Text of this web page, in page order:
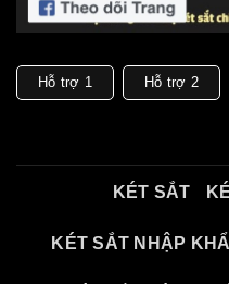
Hỗ trợ 1 Hỗ trợ 2
KÉT SẮT
KÉT SẮT NHẬP